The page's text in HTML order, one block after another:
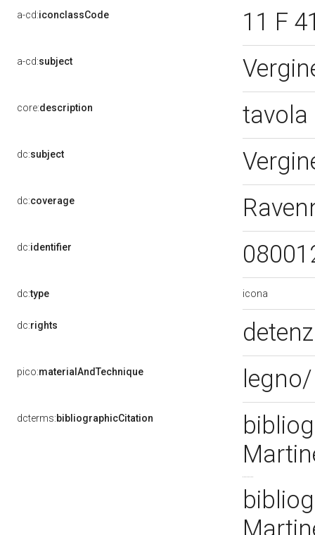
a-cd:iconclassCode 11 F
a-cd:subject
core:description
dc:subject
dc:coverage
dc:identifier
dc:type icona
dc:rights
pico:materialAndTechnique
dcterms:bibliographicCitation